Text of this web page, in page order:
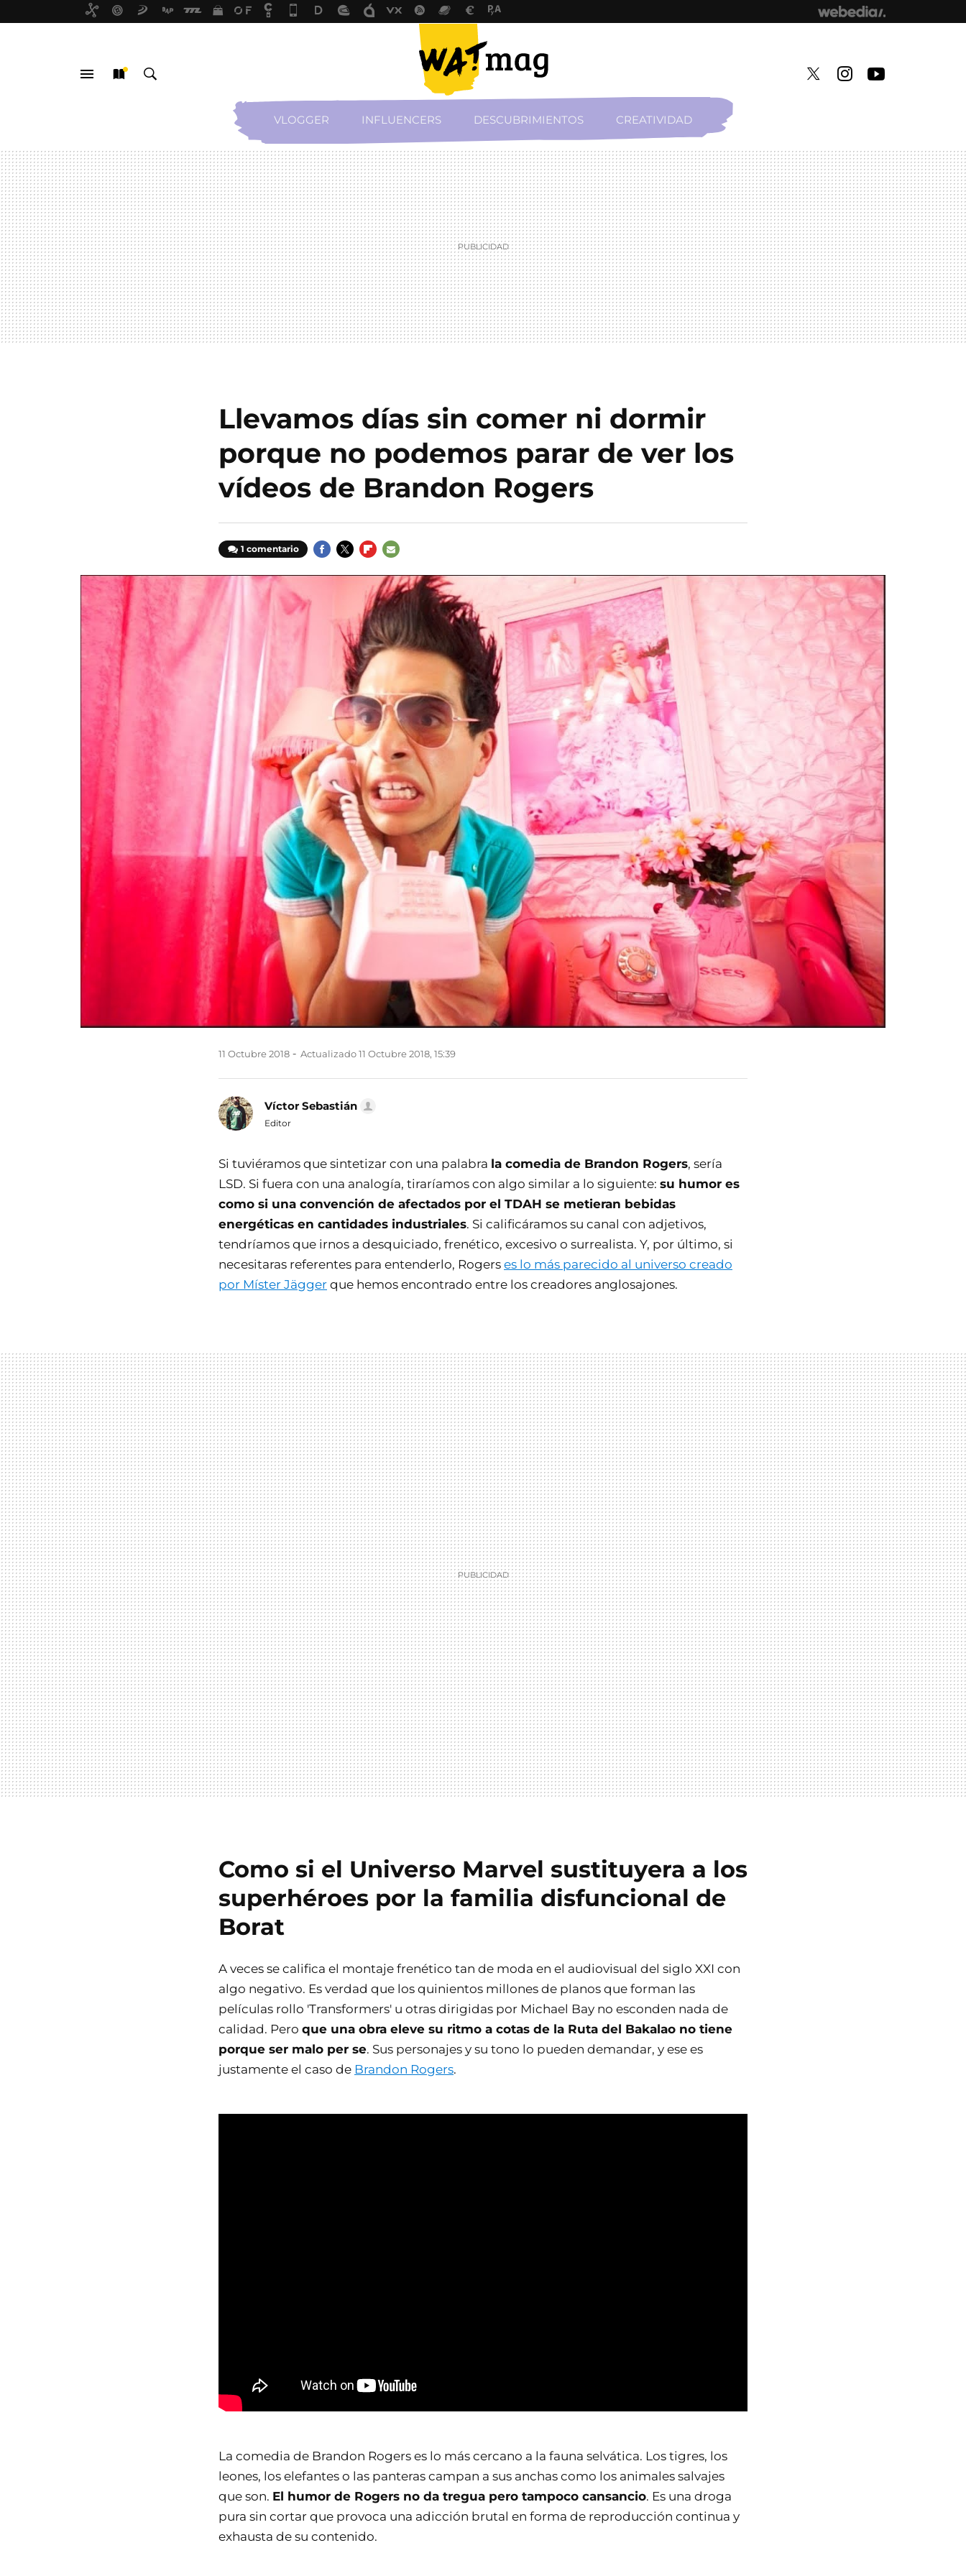
VLOGGER INFLUENCERS DESCUBRIMIENTOS CREATIVIDAD
Llevamos días sin comer ni dormir
porque no podemos parar de ver los
vídeos de Brandon Rogers
1 comentario
MAIL
11 Octubre 2018 Actualizado 11 Octubre 2018, 15:39
Víctor Sebastián
Editor
Si tuviéramos que sintetizar con una palabra la comedia de Brandon Rogers, sería
LSD. Si fuera con una analogía, tiraríamos con algo similar a lo siguiente: su humor es
como si una convención de afectados por el TDAH se metieran bebidas
energéticas en cantidades industriales. Si calificáramos su canal con adjetivos,
tendríamos que irnos a desquiciado, frenético, excesivo o surrealista. Y, por último, si
necesitaras referentes para entenderlo, Rogers es lo más parecido al universo creado
por Míster Jägger que hemos encontrado entre los creadores anglosajones.
Como si el Universo Marvel sustituyera a los
superhéroes por la familia disfuncional de
Borat
A veces se califica el montaje frenético tan de moda en el audiovisual del siglo XXI con
algo negativo. Es verdad que los quinientos millones de planos que forman las
películas rollo 'Transformers' u otras dirigidas por Michael Bay no esconden nada de
calidad. Pero que una obra eleve su ritmo a cotas de la Ruta del Bakalao no tiene
porque ser malo per se. Sus personajes y su tono lo pueden demandar, y ese es
justamente el caso de Brandon Rogers.
La comedia de Brandon Rogers es lo más cercano a la fauna selvática. Los tigres, los
leones, los elefantes o las panteras campan a sus anchas como los animales salvajes
que son. El humor de Rogers no da tregua pero tampoco cansancio. Es una droga
pura sin cortar que provoca una adicción brutal en forma de reproducción continua y
exhausta de su contenido.